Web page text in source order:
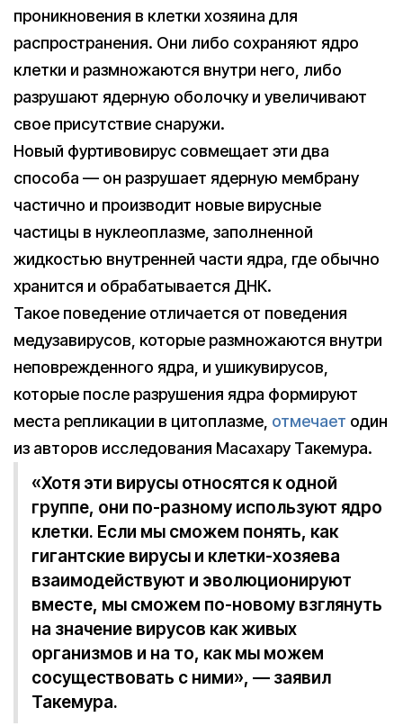
проникновения в клетки хозяина для
распространения. Они либо сохраняют ядро
клетки и размножаются внутри него, либо
разрушают ядерную оболочку и увеличивают
свое присутствие снаружи.
Новый фуртивовирус совмещает эти два
способа — он разрушает ядерную мембрану
частично и производит новые вирусные
частицы в нуклеоплазме, заполненной
жидкостью внутренней части ядра, где обычно
хранится и обрабатывается ДНК.
Такое поведение отличается от поведения
медузавирусов, которые размножаются внутри
неповрежденного ядра, и ушикувирусов,
которые после разрушения ядра формируют
места репликации в цитоплазме, отмечает один
из авторов исследования Масахару Такемура.
«Хотя эти вирусы относятся к одной
группе, они по-разному используют ядро
клетки. Если мы сможем понять, как
гигантские вирусы и клетки-хозяева
взаимодействуют и эволюционируют
вместе, мы сможем по-новому взглянуть
на значение вирусов как живых
организмов и на то, как мы можем
сосуществовать с ними», — заявил
Такемура.